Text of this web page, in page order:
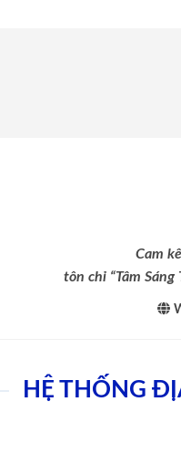
Cam
tôn chỉ “Tâm
HỆ THỐNG